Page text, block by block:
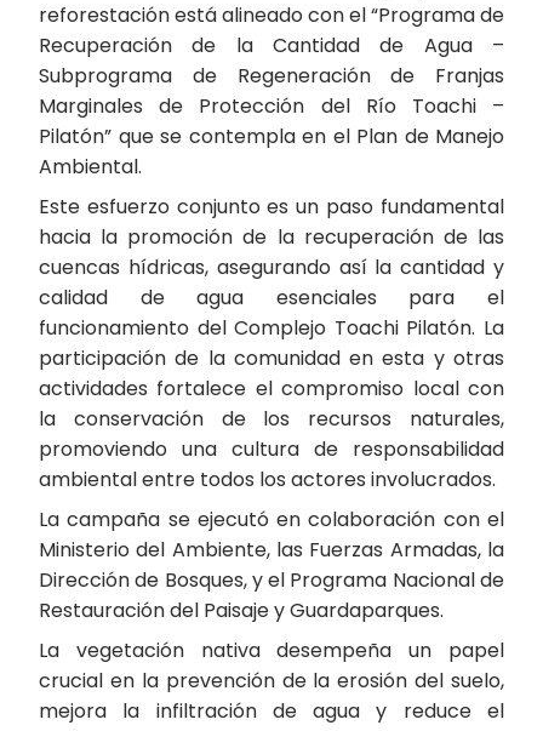
reforestación está alineado con el “Programa de
Recuperación de la Cantidad de Agua –
Subprograma de Regeneración de Franjas
Marginales de Protección del Río Toachi –
Pilatón” que se contempla en el Plan de Manejo
Ambiental.
Este esfuerzo conjunto es un paso fundamental
hacia la promoción de la recuperación de las
cuencas hídricas, asegurando así la cantidad y
calidad de agua esenciales para el
funcionamiento del Complejo Toachi Pilatón. La
participación de la comunidad en esta y otras
actividades fortalece el compromiso local con
la conservación de los recursos naturales,
promoviendo una cultura de responsabilidad
ambiental entre todos los actores involucrados.
La campaña se ejecutó en colaboración con el
Ministerio del Ambiente, las Fuerzas Armadas, la
Dirección de Bosques, y el Programa Nacional de
Restauración del Paisaje y Guardaparques.
La vegetación nativa desempeña un papel
crucial en la prevención de la erosión del suelo,
mejora la infiltración de agua y reduce el